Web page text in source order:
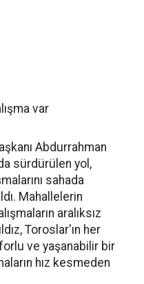
var
Abdurrahman
sürdürülen yol,
sahada
Mahallelerin
aralıksız
Toroslar'ın her
ve yaşanabilir bir
hız kesmeden